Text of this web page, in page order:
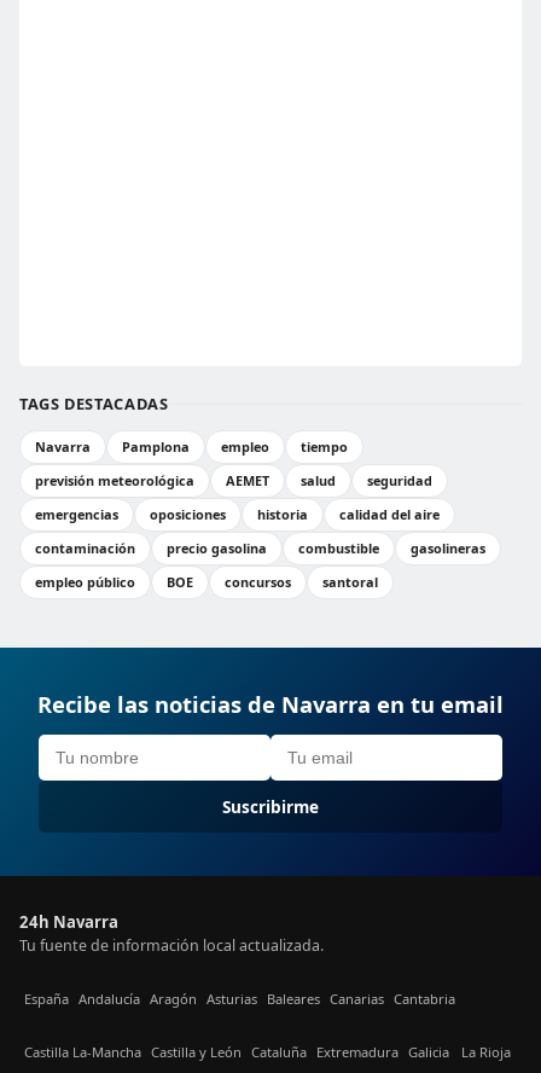
TAGS DESTACADAS
Navarra Pamplona empleo
tiempo
previsión meteorológica
AEMET salud
seguridad
emergencias
oposiciones historia
calidad del aire
contaminación
precio gasolina combustible
gasolineras
empleo público
BOE concursos santoral
Recibe las noticias de Navarra en tu email
Suscribirme
24h Navarra
Tu fuente de información local actualizada.
España Andalucía Aragón Asturias Baleares Canarias Cantabria
Castilla La-Mancha Castilla y León Cataluña Extremadura Galicia La Rioja